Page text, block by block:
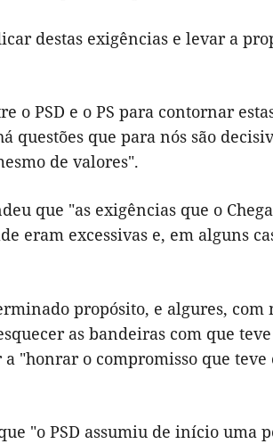
destas exigências e levar a
o PSD e o PS para contornar
questões que para nós são
de valores".
que "as exigências que o
eram excessivas e, em alguns
propósito, e algures,
as bandeiras com que
"honrar o compromisso que
"o PSD assumiu de início uma